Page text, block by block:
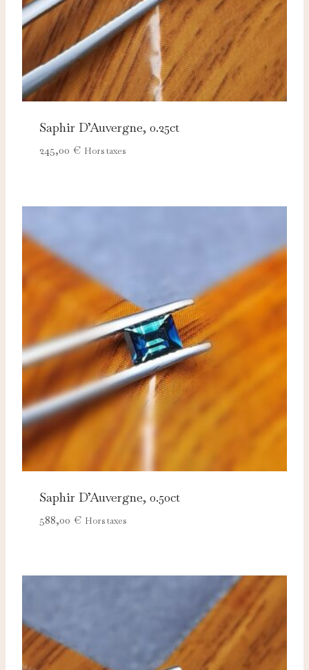
Saphir D’Auvergne, 0.25ct
245,00 € Hors taxes
Saphir D’Auvergne, 0.50ct
588,00 € Hors taxes
Analytics
Ces cookies nous permettent de mesurer l'audience et
d'améliorer nos contenus (Google Analytics, Matomo…).
Marketing
Ces cookies servent à vous proposer des publicités
adaptées à vos centres d'intérêt.